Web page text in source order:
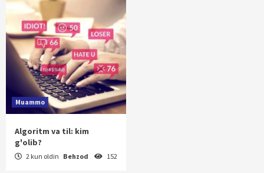
Muammo
Algoritm va til: kim
g'olib?
2 kun oldin Behzod 152